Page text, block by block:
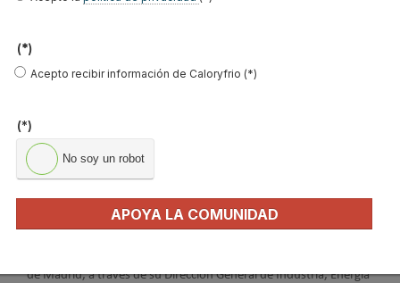
de Madrid, a través de su Dirección General de Industria, Energía
(*)
Acepto recibir información de Caloryfrio (*)
(*)
No soy un robot
APOYA LA COMUNIDAD